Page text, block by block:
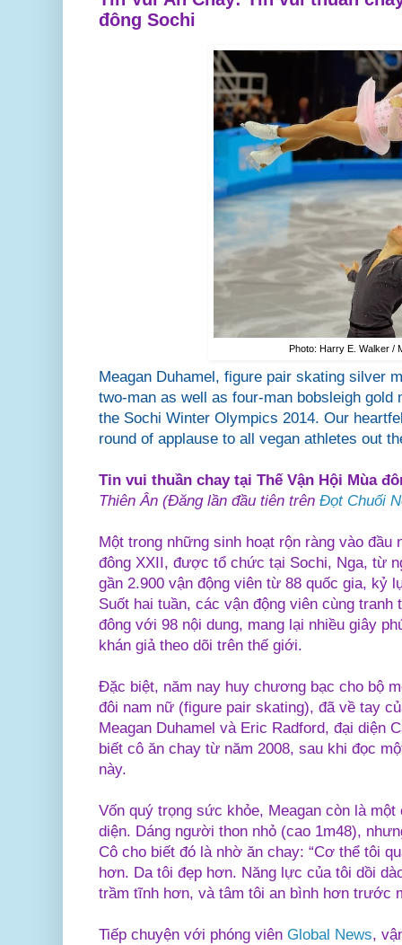
đông Sochi
Photo: Harry E. Walker /
Meagan Duhamel, figure pair skating silver
two-man as well as four-man bobsleigh gold
the Sochi Winter Olympics 2014. Our
round of applause to all vegan athletes out
Tin vui thuần chay tại Thế Vận Hội Mùa
Thiên Ân (Đăng lần đầu tiên trên Đọt Chuối
Một trong những sinh hoạt rộn ràng vào đầu
đông XXII, được tổ chức tại Sochi, Nga, từ
gần 2.900 vận động viên từ 88 quốc gia, kỷ
Suốt hai tuần, các vận động viên cùng tranh
đông với 98 nội dung, mang lại nhiều giây
khán giả theo dõi trên thế giới.
Đặc biệt, năm nay huy chương bạc cho bộ
đôi nam nữ (figure pair skating), đã về tay
Meagan Duhamel và Eric Radford, đại diện
biết cô ăn chay từ năm 2008, sau khi đọc
này.
Vốn quý trọng sức khỏe, Meagan còn là
diện. Dáng người thon nhỏ (cao 1m48),
Cô cho biết đó là nhờ ăn chay: “Cơ thể tôi
hơn. Da tôi đẹp hơn. Năng lực của tôi dồi
trầm tĩnh hơn, và tâm tôi an bình hơn trước
Tiếp chuyện với phóng viên Global News,